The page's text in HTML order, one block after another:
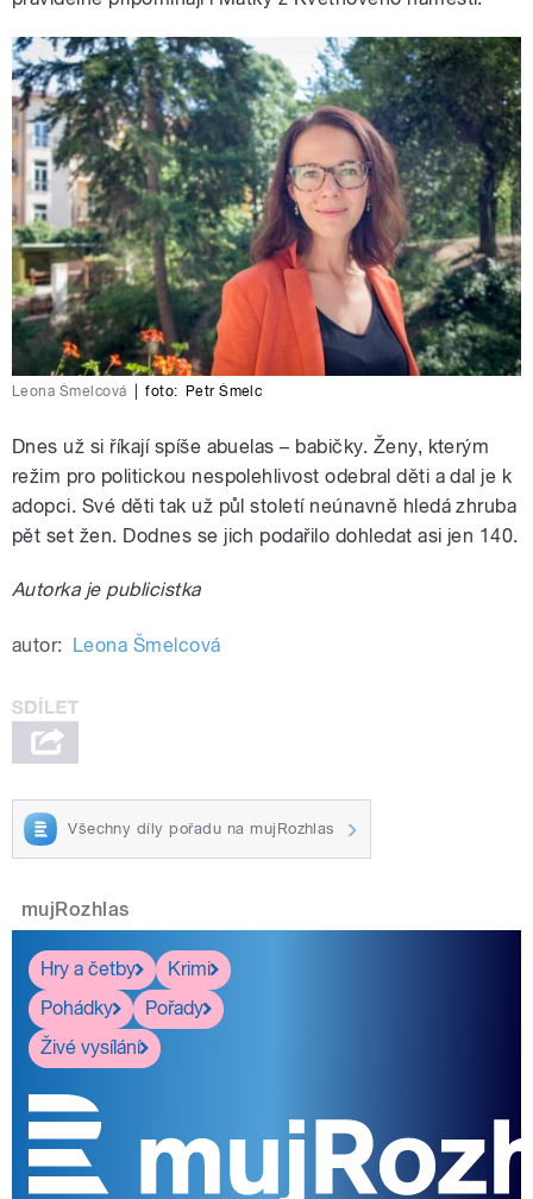
Leona Šmelcová foto: Petr Šmelc
Dnes už si říkají spíše abuelas – babičky. Ženy, kterým
režim pro politickou nespolehlivost odebral děti a dal je k
adopci. Své děti tak už půl století neúnavně hledá zhruba
pět set žen. Dodnes se jich podařilo dohledat asi jen 140.
Autorka je publicistka
autor: Leona Šmelcová
Všechny díly pořadu na mujRozhlas
mujRozhlas
Hry a četby
Krimi
Pohádky
Pořady
Živé vysílání